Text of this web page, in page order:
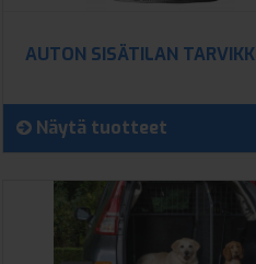
AUTON SISÄTILAN
Näytä tuotteet